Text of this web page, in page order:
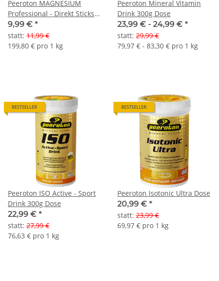
Peeroton MAGNESIUM
Professional - Direkt Sticks
20 Stück- Muskelfit Manager
9,99 € *
statt: 11,99 €
199,80 € pro 1 kg
Peeroton Mineral Vitamin
Drink 300g Dose
23,99 € - 24,99 € *
statt: 29,99 €
79,97 € - 83,30 € pro 1 kg
BESTSELLER
Peeroton ISO Active - Sport
Drink 300g Dose
22,99 € *
statt: 27,99 €
76,63 € pro 1 kg
BESTSELLER
Peeroton Isotonic Ultra Dose
20,99 € *
statt: 23,99 €
69,97 € pro 1 kg